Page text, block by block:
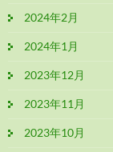
2024年2月
2024年1月
2023年12月
2023年11月
2023年10月